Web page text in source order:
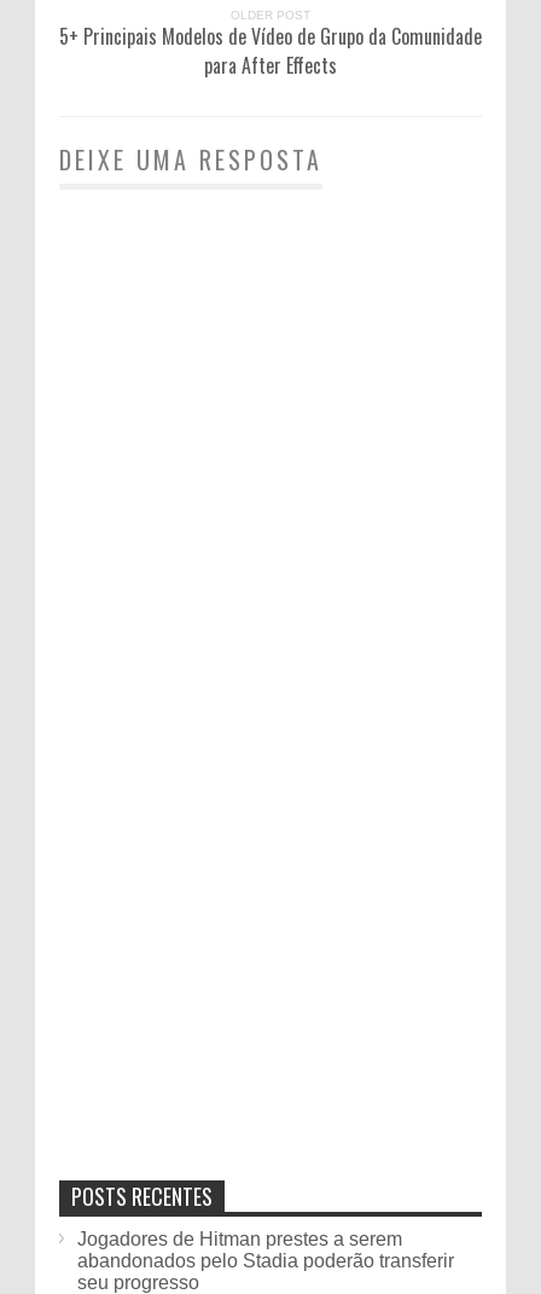
OLDER POST
5+ Principais Modelos de Vídeo de Grupo da Comunidade
para After Effects
DEIXE UMA RESPOSTA
POSTS RECENTES
Jogadores de Hitman prestes a serem
abandonados pelo Stadia poderão transferir
seu progresso